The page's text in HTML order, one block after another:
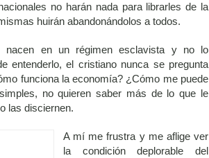
no harán nada para librarles de la
huirán abandonándolos a todos.
nacen en un régimen esclavista y no lo
entenderlo, el cristiano nunca se pregunta
funciona la economía? ¿Cómo me puede
no quieren saber más de lo que le
las disciernen.
A mí me frustra y me aflige ver
la condición deplorable del